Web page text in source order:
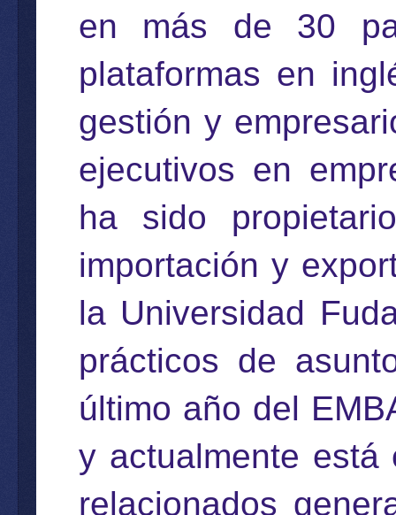
en más de 30
plataformas en
gestión y
ejecutivos en
ha sido
importación y
la Universidad
prácticos de
último año del
y actualmente
relacionados